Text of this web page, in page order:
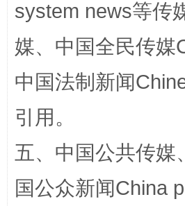
国家大学科技园优化重塑工作
system news等传
媒、中国全民传媒
中国法制新闻
引用。
五、中国公共传媒
国公众新闻China